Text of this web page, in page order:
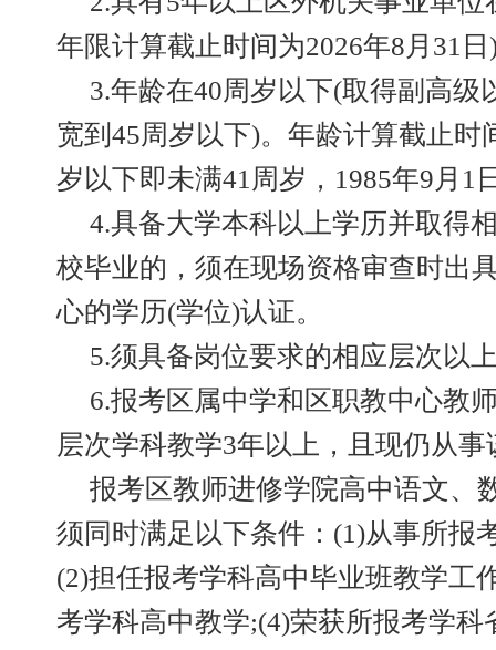
年限计算截止时间为2026年8月31日
3.年龄在40周岁以下(取得副高级
宽到45周岁以下)。年龄计算截止时
岁以下即未满41周岁，1985年9月1
4.具备大学本科以上学历并取得
校毕业的，须在现场资格审查时出
心的学历(学位)认证。
5.须具备岗位要求的相应层次以
6.报考区属中学和区职教中心教
层次学科教学3年以上，且现仍从
报考区教师进修学院高中语文、
须同时满足以下条件：(1)从事所报
(2)担任报考学科高中毕业班教学工
考学科高中教学;(4)荣获所报考学